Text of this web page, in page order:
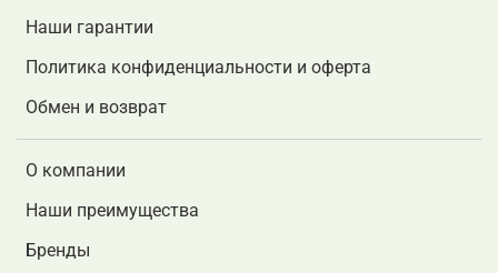
Наши гарантии
Политика конфиденциальности и оферта
Обмен и возврат
О компании
Наши преимущества
Бренды